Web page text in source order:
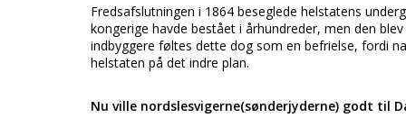
Fredsafslutningen i 1864 beseglede helstatens
kongerige havde bestået i århundreder, men den
indbyggere føltes dette dog som en befrielse, fordi
helstaten på det indre plan.
Nu ville nordslesvigerne(sønderjyderne) godt til